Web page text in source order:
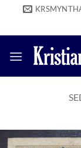
content